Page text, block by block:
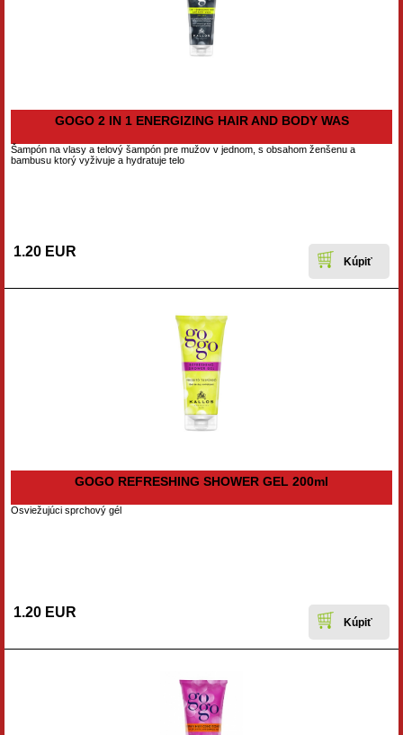
GOGO 2 IN 1 ENERGIZING HAIR AND BODY WAS
Šampón na vlasy a telový šampón pre mužov v jednom, s obsahom ženšenu a
bambusu ktorý vyživuje a hydratuje telo
1.20 EUR
GOGO REFRESHING SHOWER GEL 200ml
Osviežujúci sprchový gél
1.20 EUR